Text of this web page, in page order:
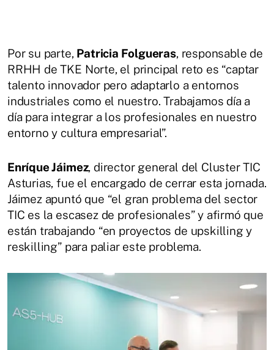
Por su parte, Patricia Folgueras, responsable de
RRHH de TKE Norte, el principal reto es “captar
talento innovador pero adaptarlo a entornos
industriales como el nuestro. Trabajamos día a
día para integrar a los profesionales en nuestro
entorno y cultura empresarial”.
Enríque Jáimez, director general del Cluster TIC
Asturias, fue el encargado de cerrar esta jornada.
Jáimez apuntó que “el gran problema del sector
TIC es la escasez de profesionales” y afirmó que
están trabajando “en proyectos de upskilling y
reskilling” para paliar este problema.